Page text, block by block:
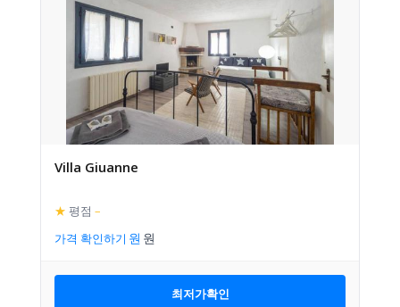
Villa Giuanne
★ 평점 –
가격 확인하기
최저가확인